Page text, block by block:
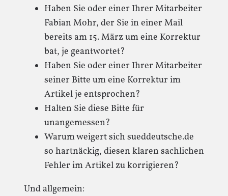
Haben Sie oder einer Ihrer Mitarbeiter
Fabian Mohr, der Sie in einer Mail
bereits am 15. März um eine Korrektur
bat, je geantwortet?
Haben Sie oder einer Ihrer Mitarbeiter
seiner Bitte um eine Korrektur im
Artikel je entsprochen?
Halten Sie diese Bitte für
unangemessen?
Warum weigert sich sueddeutsche.de
so hartnäckig, diesen klaren sachlichen
Fehler im Artikel zu korrigieren?
Und allgemein: